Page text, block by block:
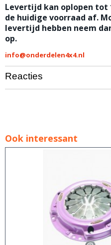
Levertijd kan oplopen tot
de huidige voorraad af.
levertijd hebben neem
op.
info@onderdelen4x4.nl
Reacties
Ook interessant